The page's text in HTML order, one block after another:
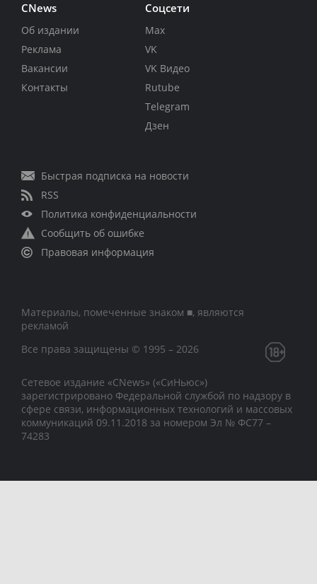
CNews
Об издании
Реклама
Вакансии
Контакты
Соцсети
Max
VK
VK Видео
Rutube
Telegram
Дзен
Быстрая подписка на новости
RSS
Политика конфиденциальности
Сообщить об ошибке
Правовая информация
Материалы, помеченные знаком ■, являются
рекламой
Все права защищены © 1995 – 2026
Сетевое издание «CNews» («СиНьюс»)
зарегистрировано Федеральной службой по надзору в
сфере связи, информационных технологий и массовых
коммуникаций 09.11.2018 за номером Эл № ФС77 –
74283